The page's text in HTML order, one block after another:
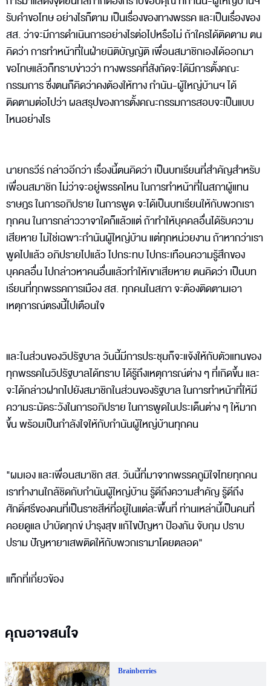
รับคำขอโทษ อย่างไรก็ตาม เป็นเรื่องของทางพรรค และเป็นเรื่องของ
สส. ว่าจะมีการดำเนินการอย่างไรต่อไปหรือไม่ ถ้าใครได้ติดตาม ตน
คิดว่า การทำหน้าที่ในฝ่ายนิติบัญญัติ เพื่อนสมาชิกเองได้ออกมา
ขอโทษแล้วก็ทราบข่าวว่า ทางพรรคที่สังกัดจะได้มีการตั้งคณะ
กรรมการ ซึ่งตนก็คิดว่าคงต้องให้ทาง กำนัน-ผู้ใหญ่บ้านฯ ได้
ติดตามต่อไปว่า ผลสรุปของการตั้งคณะกรรมการสอบจะเป็นแบบ
ไหนอย่างไร
นายกรวีร์ กล่าวอีกว่า เรื่องนี้ตนคิดว่า เป็นบทเรียนที่สำคัญสำหรับ
เพื่อนสมาชิก ไม่ว่าจะอยู่พรรคไหน ในการทำหน้าที่ในสภาผู้แทน
ราษฎร ในการอภิปราย ในการพูด จะได้เป็นบทเรียนให้กับพวกเรา
ทุกคน ในการกล่าววาจาใดก็แล้วแต่ ถ้าทำให้บุคคลอื่นได้รับความ
เสียหาย ไม่ใช่เฉพาะกำนันผู้ใหญ่บ้าน แต่ทุกหน่วยงาน ถ้าหากว่าเรา
พูดไปแล้ว อภิปรายไปแล้ว ไปกระทบ ไปกระเทือนความรู้สึกของ
บุคคลอื่น ไปกล่าวหาคนอื่นแล้วทำให้เขาเสียหาย ตนคิดว่า เป็นบท
เรียนที่ทุกพรรคการเมือง สส. ทุกคนในสภา จะต้องติดตามเอา
เหตุการณ์ตรงนี้ไปเตือนใจ
และในส่วนของวิปรัฐบาล วันนี้มีการประชุมก็จะแจ้งให้กับตัวแทนของ
ทุกพรรคในวิปรัฐบาลได้ทราบ ได้รู้ถึงเหตุการณ์ต่าง ๆ ที่เกิดขึ้น และ
จะได้กล่าวฝากไปยังสมาชิกในส่วนของรัฐบาล ในการทำหน้าที่ให้มี
ความระมัดระวังในการอภิปราย ในการพูดในประเด็นต่าง ๆ ให้มาก
ขึ้น พร้อมเป็นกำลังใจให้กับกำนันผู้ใหญ่บ้านทุกคน
"ผมเอง และเพื่อนสมาชิก สส. วันนี้ที่มาจากพรรคภูมิใจไทยทุกคน
เราทำงานใกล้ชิดกับกำนันผู้ใหญ่บ้าน รู้ดีถึงความสำคัญ รู้ดีถึง
ศักดิ์ศรีของคนที่เป็นราชสีห์ที่อยู่ในแต่ละพื้นที่ ท่านเหล่านี้เป็นคนที่
คอยดูแล บำบัดทุกข์ บำรุงสุข แก้ไขปัญหา ป้องกัน จับกุม ปราบ
ปราม ปัญหายาเสพติดให้กับพวกเรามาโดยตลอด"
แท็กที่เกี่ยวข้อง
คุณอาจสนใจ